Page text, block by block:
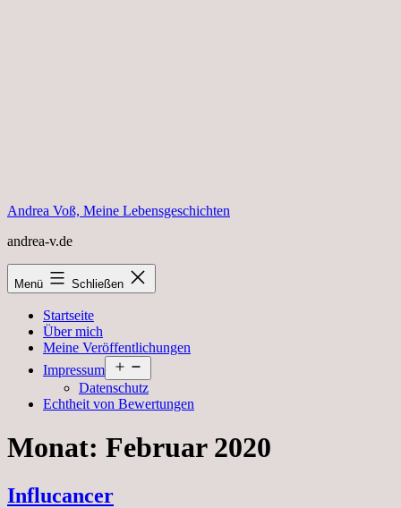
Andrea Voß, Meine Lebensgeschichten
andrea-v.de
Menü Schließen
Startseite
Über mich
Meine Veröffentlichungen
Impressum
öffnen
Datenschutz
Echtheit von Bewertungen
Monat: Februar 2020
Influcancer